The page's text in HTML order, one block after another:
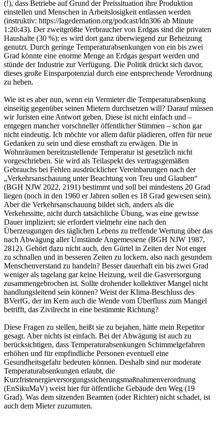
(!), dass Betriebe auf Grund der Preissituation ihre Produktion
einstellen und Menschen in Arbeitslosigkeit entlassen werden
(instruktiv: https://lagedernation.org/podcast/ldn306 ab Minute
1:20:43). Der zweitgrößte Verbraucher von Erdgas sind die privaten
Haushalte (30 %); es wird dort ganz überwiegend zur Beheizung
genutzt. Durch geringe Temperaturabsenkungen von ein bis zwei
Grad könnte eine enorme Menge an Erdgas gespart werden und
stünde der Industrie zur Verfügung. Die Politik drückt sich davor,
dieses große Einsparpotenzial durch eine entsprechende Verordnung
zu heben.
Wie ist es aber nun, wenn ein Vermieter die Temperaturabsenkung
einseitig gegenüber seinen Mietern durchsetzen will? Darauf müssen
wir Juristen eine Antwort geben. Diese ist nicht einfach und –
entgegen mancher vorschneller öffentlicher Stimmen – schon gar
nicht eindeutig. Ich möchte vor allem dafür plädieren, offen für neue
Gedanken zu sein und diese ernsthaft zu erwägen. Die in
Wohnräumen bereitzustellende Temperatur ist gesetzlich nicht
vorgeschrieben. Sie wird als Teilaspekt des vertragsgemäßen
Gebrauchs bei Fehlen ausdrücklicher Vereinbarungen nach der
„Verkehrsanschauung unter Beachtung von Treu und Glauben“
(BGH NJW 2022, 2191) bestimmt und soll bei mindestens 20 Grad
liegen (noch in den 1960 er Jahren sollen es 18 Grad gewesen sein).
Aber die Verkehrsanschauung bildet sich, anders als die
Verkehrssitte, nicht durch tatsächliche Übung, was eine gewisse
Dauer impliziert; sie erfordert vielmehr eine nach den
Überzeugungen des täglichen Lebens zu treffende Wertung über das
nach Abwägung aller Umstände Angemessene (BGH NJW 1987,
2812). Gehört dazu nicht auch, den Gürtel in Zeiten der Not enger
zu schnallen und in besseren Zeiten zu lockern, also nach gesundem
Menschenverstand zu handeln? Besser dauerhaft ein bis zwei Grad
weniger als tagelang gar keine Heizung, weil die Gasversorgung
zusammengebrochen ist. Sollte drohender kollektiver Mangel nicht
handlungsleitend sein können? Weist der Klima­-Beschluss des
BVerfG, der im Kern auch die Wende vom Überfluss zum Mangel
betrifft, das Zivilrecht in eine bestimmte Richtung?
Diese Fragen zu stellen, heißt sie zu bejahen, hätte mein Repetitor
gesagt. Aber nichts ist einfach. Bei der Abwägung ist auch zu
berücksichtigen, dass Temperaturabsenkungen Schimmelgefahren
erhöhen und für empfindliche Personen eventuell eine
Gesundheitsgefahr bedeuten können. Deshalb sind nur moderate
Temperaturabsenkungen erlaubt, die
Kurzfristenergieversorgungssicherungsmaßnahmenverordnung
(EnSikuMaV) weist hier für öffentliche Gebäude den Weg (19
Grad). Was dem sitzenden Beamten (oder Richter) nicht schadet, ist
auch dem Mieter zuzumuten.